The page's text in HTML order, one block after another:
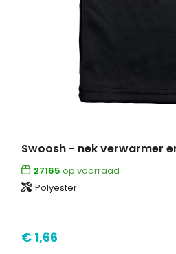
Swoosh - nek verwarmer
27165 op voorraad
Polyester
€ 1,66